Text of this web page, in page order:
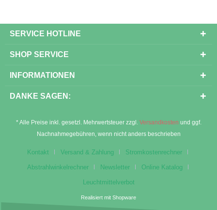
SERVICE HOTLINE
SHOP SERVICE
INFORMATIONEN
DANKE SAGEN:
* Alle Preise inkl. gesetzl. Mehrwertsteuer zzgl. Versandkosten und ggf.
Nachnahmegebühren, wenn nicht anders beschrieben
Kontakt Versand & Zahlung Stromkostenrechner
Abstrahlwinkelrechner Newsletter Online Katalog
Leuchtmittelverbot
Realisiert mit Shopware